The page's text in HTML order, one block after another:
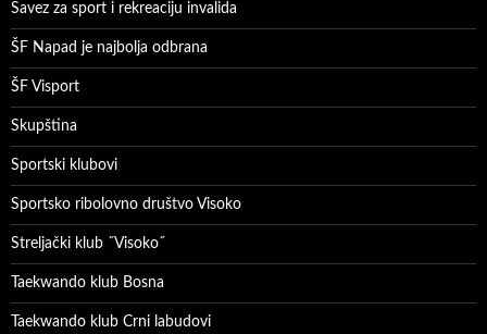
Savez za sport i rekreaciju invalida
ŠF Napad je najbolja odbrana
ŠF Visport
Skupština
Sportski klubovi
Sportsko ribolovno društvo Visoko
Streljački klub ˝Visoko˝
Taekwando klub Bosna
Taekwando klub Crni labudovi